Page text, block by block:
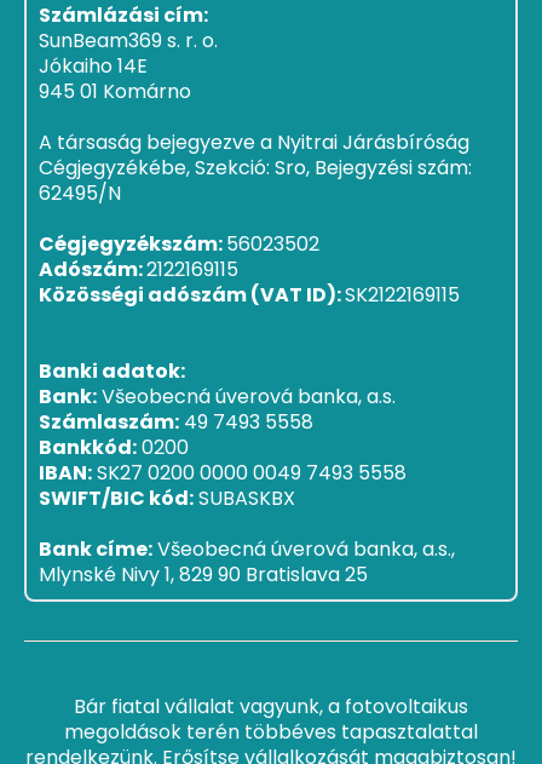
Számlázási cím:
SunBeam369 s. r. o.
Jókaiho 14E
945 01 Komárno
A társaság bejegyezve a Nyitrai Járásbíróság
Cégjegyzékébe, Szekció: Sro, Bejegyzési szám:
62495/N
Cégjegyzékszám:56023502
Adószám:2122169115
Közösségi adószám (VAT ID):SK2122169115
Banki adatok:
Bank:Všeobecná úverová banka, a.s.
Számlaszám: 49 7493 5558
Bankkód:0200
IBAN:SK27 0200 0000 0049 7493 5558
SWIFT/BIC kód:SUBASKBX
Bank címe:Všeobecná úverová banka, a.s.,
Mlynské Nivy 1, 829 90 Bratislava 25
Bár fiatal vállalat vagyunk, a fotovoltaikus
megoldások terén többéves tapasztalattal
rendelkezünk. Erősítse vállalkozását magabiztosan!